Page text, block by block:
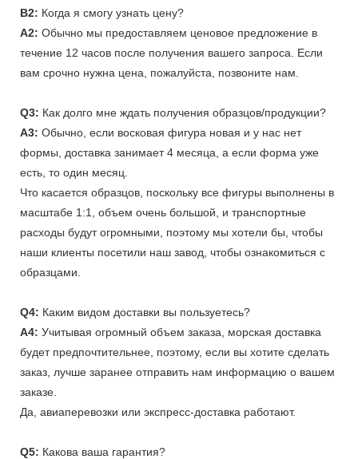
В2: Когда я смогу узнать цену?
A2: Обычно мы предоставляем ценовое предложение в
течение 12 часов после получения вашего запроса. Если
вам срочно нужна цена, пожалуйста, позвоните нам.
Q3: Как долго мне ждать получения образцов/продукции?
A3: Обычно, если восковая фигура новая и у нас нет
формы, доставка занимает 4 месяца, а если форма уже
есть, то один месяц.
Что касается образцов, поскольку все фигуры выполнены в
масштабе 1:1, объем очень большой, и транспортные
расходы будут огромными, поэтому мы хотели бы, чтобы
наши клиенты посетили наш завод, чтобы ознакомиться с
образцами.
Q4: Каким видом доставки вы пользуетесь?
A4: Учитывая огромный объем заказа, морская доставка
будет предпочтительнее, поэтому, если вы хотите сделать
заказ, лучше заранее отправить нам информацию о вашем
заказе.
Да, авиаперевозки или экспресс-доставка работают.
Q5: Какова ваша гарантия?